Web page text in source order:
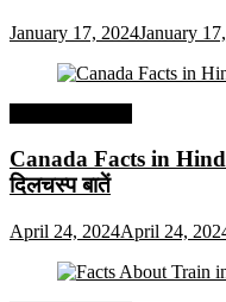
January 17, 2024January
Canada Facts in
दिलचस्प बातें
April 24, 2024April 24,